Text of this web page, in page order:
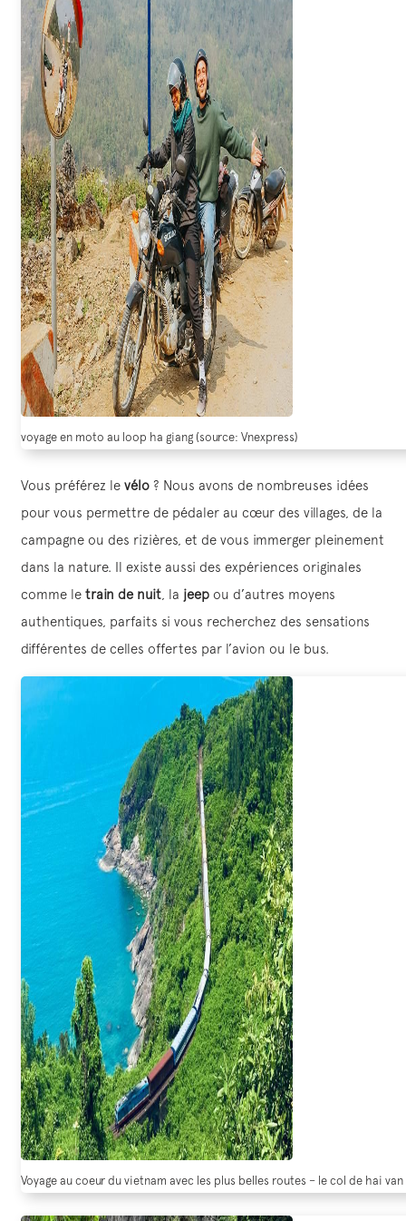
voyage en moto au loop ha giang (source: Vnexpress)
Vous préférez le vélo ? Nous avons de nombreuses idées
pour vous permettre de pédaler au cœur des villages, de la
campagne ou des rizières, et de vous immerger pleinement
dans la nature. Il existe aussi des expériences originales
comme le train de nuit , la jeep ou d’autres moyens
authentiques, parfaits si vous recherchez des sensations
différentes de celles offertes par l’avion ou le bus.
Voyage au coeur du vietnam avec les plus belles routes – le col de hai